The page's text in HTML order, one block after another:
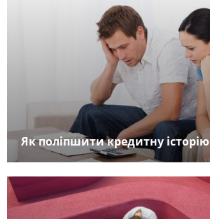
Як поліпшити кредитну історію